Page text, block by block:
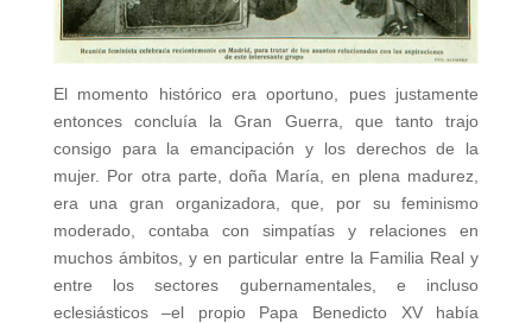
El momento histórico era oportuno, pues justamente
entonces concluía la Gran Guerra, que tanto trajo
consigo para la emancipación y los derechos de la
mujer. Por otra parte, doña María, en plena madurez,
era una gran organizadora, que, por su feminismo
moderado, contaba con simpatías y relaciones en
muchos ámbitos, y en particular entre la Familia Real y
entre los sectores gubernamentales, e incluso
eclesiásticos –el propio Papa Benedicto XV había